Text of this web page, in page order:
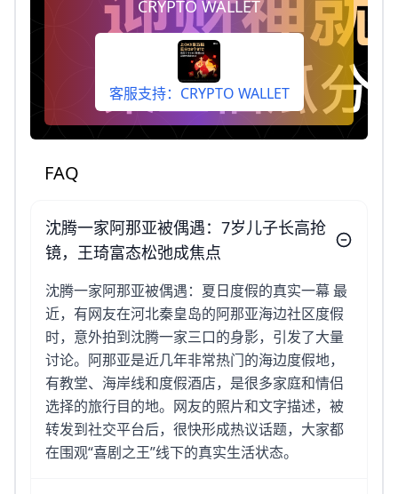
即享奖励。
CRYPTO WALLET
客服支持：CRYPTO WALLET
FAQ
沈腾一家阿那亚被偶遇：7岁儿子长高抢
镜，王琦富态松弛成焦点
沈腾一家阿那亚被偶遇：夏日度假的真实一幕 最
近，有网友在河北秦皇岛的阿那亚海边社区度假
时，意外拍到沈腾一家三口的身影，引发了大量
讨论。阿那亚是近几年非常热门的海边度假地，
有教堂、海岸线和度假酒店，是很多家庭和情侣
选择的旅行目的地。网友的照片和文字描述，被
转发到社交平台后，很快形成热议话题，大家都
在围观“喜剧之王”线下的真实生活状态。